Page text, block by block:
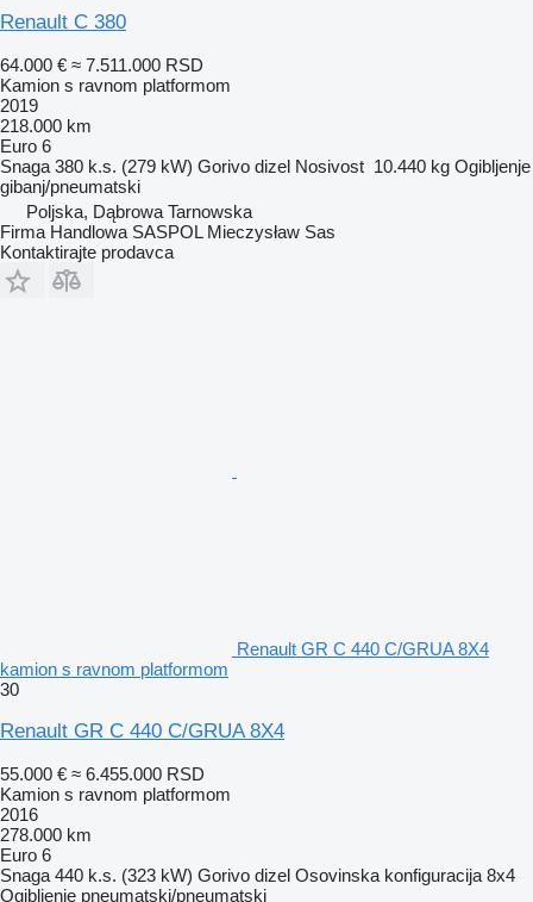
Renault C 380
64.000 € ≈ 7.511.000 RSD
Kamion s ravnom platformom
2019
218.000 km
Euro 6
Snaga 380 k.s. (279 kW) Gorivo dizel Nosivost 10.440 kg Ogibljenje
gibanj/pneumatski
Poljska, Dąbrowa Tarnowska
Firma Handlowa SASPOL Mieczysław Sas
Kontaktirajte prodavca
Renault GR C 440 C/GRUA 8X4
kamion s ravnom platformom
30
Renault GR C 440 C/GRUA 8X4
55.000 € ≈ 6.455.000 RSD
Kamion s ravnom platformom
2016
278.000 km
Euro 6
Snaga 440 k.s. (323 kW) Gorivo dizel Osovinska konfiguracija 8x4
Ogibljenje pneumatski/pneumatski